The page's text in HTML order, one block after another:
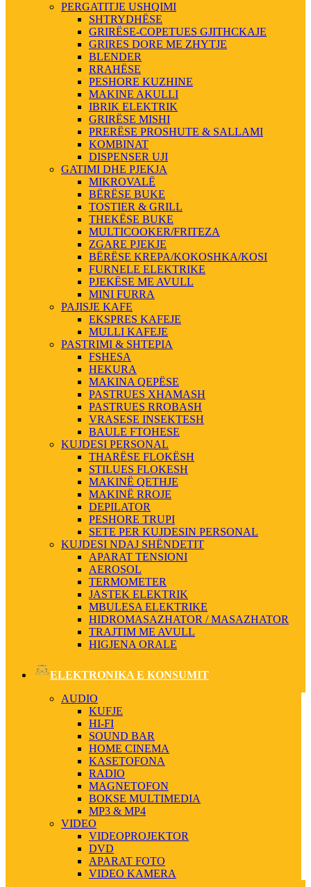
PERGATITJE USHQIMI
SHTRYDHËSE
GRIRËSE-COPETUES GJITHCKAJE
GRIRES DORE ME ZHYTJE
BLENDER
RRAHËSE
PESHORE KUZHINE
MAKINE AKULLI
IBRIK ELEKTRIK
GRIRËSE MISHI
PRERËSE PROSHUTE & SALLAMI
KOMBINAT
DISPENSER UJI
GATIMI DHE PJEKJA
MIKROVALË
BËRËSE BUKE
TOSTIER & GRILL
THEKËSE BUKE
MULTICOOKER/FRITEZA
ZGARE PJEKJE
BËRËSE KREPA/KOKOSHKA/KOSI
FURNELE ELEKTRIKE
PJEKËSE ME AVULL
MINI FURRA
PAJISJE KAFE
EKSPRES KAFEJE
MULLI KAFEJE
PASTRIMI & SHTEPIA
FSHESA
HEKURA
MAKINA QEPËSE
PASTRUES XHAMASH
PASTRUES RROBASH
VRASESE INSEKTESH
BAULE FTOHESE
KUJDESI PERSONAL
THARËSE FLOKËSH
STILUES FLOKESH
MAKINË QETHJE
MAKINË RROJE
DEPILATOR
PESHORE TRUPI
SETE PER KUJDESIN PERSONAL
KUJDESI NDAJ SHËNDETIT
APARAT TENSIONI
AEROSOL
TERMOMETER
JASTEK ELEKTRIK
MBULESA ELEKTRIKE
HIDROMASAZHATOR / MASAZHATOR
TRAJTIM ME AVULL
HIGJENA ORALE
ELEKTRONIKA E KONSUMIT
AUDIO
KUFJE
HI-FI
SOUND BAR
HOME CINEMA
KASETOFONA
RADIO
MAGNETOFON
BOKSE MULTIMEDIA
MP3 & MP4
VIDEO
VIDEOPROJEKTOR
DVD
APARAT FOTO
VIDEO KAMERA